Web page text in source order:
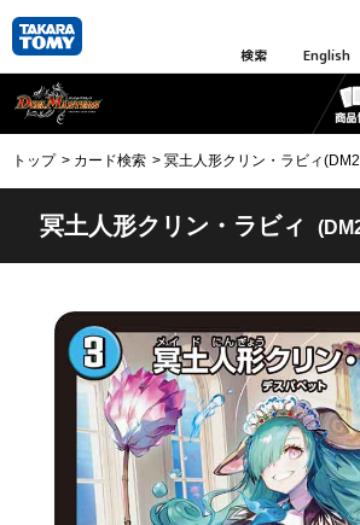
検索 English
トップ カード検索 冥土人形クリン・ラビィ
冥土人形クリン・ラビィ